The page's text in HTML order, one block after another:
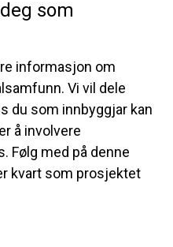
som
informasjon om
Vi vil dele
du som innbyggjar kan
å involvere
Følg med på denne
kvart som prosjektet